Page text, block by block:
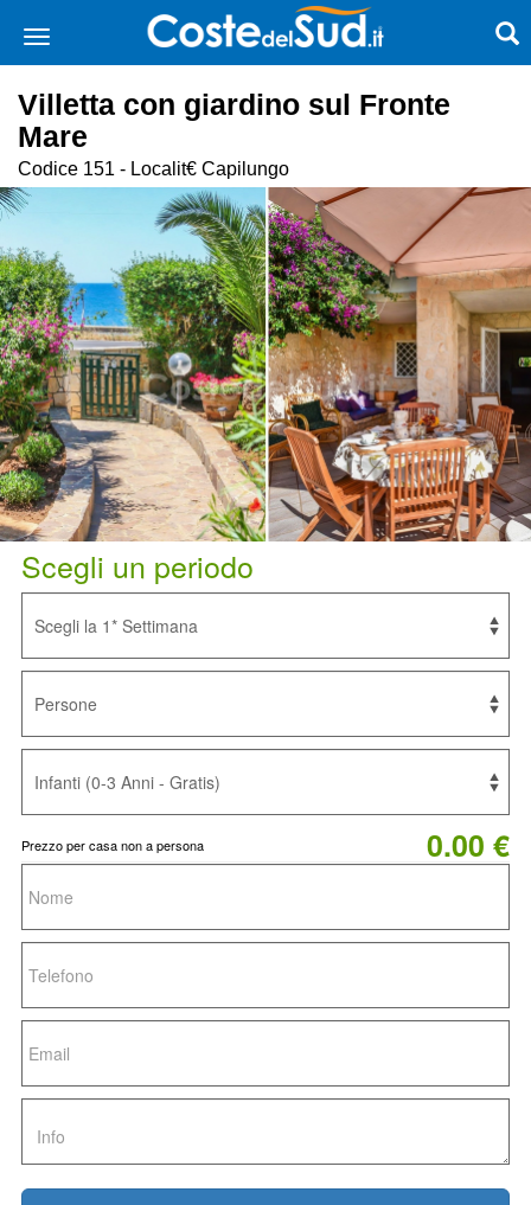
Villetta con giardino sul Fronte
Mare
Codice 151 - Localit€ Capilungo
Scegli un periodo
Prezzo per casa non a persona 0.00 €